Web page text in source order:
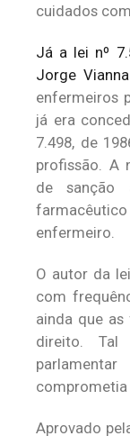
cuidados
Já a lei nº
Jorge
enfermeiros
já era
7.498, de
profissão. A
de sanção
enfermeiro.
O autor da
com
ainda que as
direito. Tal
comprometia
Aprovado